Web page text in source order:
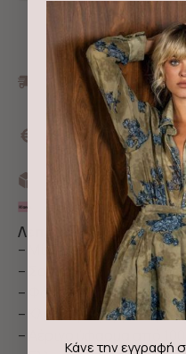
Δωρεάν
πάνω
10% έκπτωση σε
κάρτα ή άμεση
κωδικό NEWIN
Αποστολή με Box
3 άτοκες δόσεις με
Λεπτομέρειες &
– Μίνι φόρεμα με μακριά
– Σούρα στο μανίκι και
– Φόδρα στην φούστα
– Κλείνει με φερμουάρ
– Αέρινο ύφασμα από
Κάνε την εγγραφή